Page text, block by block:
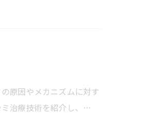
原因やメカニズムに対す
治療技術を紹介し、…